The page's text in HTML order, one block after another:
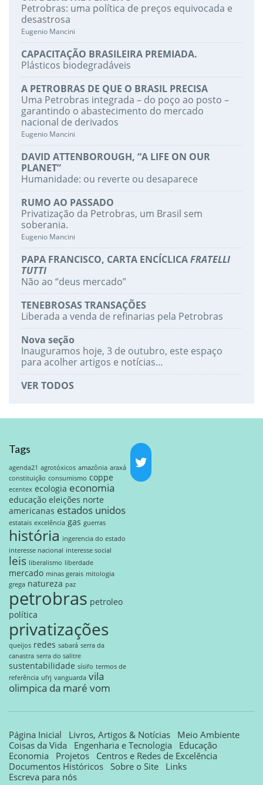
Petrobras: uma política de preços equivocada e
desastrosa
Eugenio Mancini
CAPACITAÇÃO BRASILEIRA PREMIADA.
Plásticos biodegradáveis
A PETROBRAS DE QUE O BRASIL PRECISA
Uma Petrobras integrada – do poço ao posto –
garantindo o abastecimento do mercado
nacional de derivados
Eugenio Mancini
DAVID ATTENBOROUGH, “A LIFE ON OUR
PLANET”
Humanidade: ou reverte ou desaparece
RUMO AO PASSADO
Privatização da Petrobras, um Brasil sem
soberania.
Eugenio Mancini
PAPA FRANCISCO, CARTA ENCÍCLICAFRATELLI
TUTTI
Não ao “deus mercado”
TENEBROSAS TRANSAÇÕES
Liberada a venda de refinarias pela Petrobras
Nova seção
Inauguramos hoje, 3 de outubro, este espaço
para acolher artigos e notícias…
VER TODOS
Tags
agenda21 agrotóxicos amazônia araxá
constituição consumismo coppe
ecentex ecologia economia
educação eleições norte
americanas estados unidos
estatais excelência gas guerras
história ingerencia do estado
interesse nacional interesse social
leis liberalismo liberdade
mercado minas gerais mitologia
grega natureza paz
petrobras petroleo
política
privatizações
queijos redes sabará serra da
canastra serra do salitre
sustentabilidade sísifo termos de
referência ufrj vanguarda vila
olimpica da maré vom
Página Inicial Livros, Artigos & Notícias
Meio Ambiente
Coisas da Vida
Engenharia e Tecnologia
Educação
Economia
Projetos
Centros e Redes de Excelência
Documentos Históricos Sobre o Site
Links
Escreva para nós